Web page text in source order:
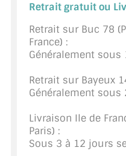
A PROPOS DE LA
MON PANIER
PLAN DU SITE
DÉCONNEXION
Retrait gratuit ou
Retrait sur Buc 78
France) :
Généralement
Retrait sur Bayeux
Généralement
Livraison Ile de
Paris) :
Sous 3 à 12 jours